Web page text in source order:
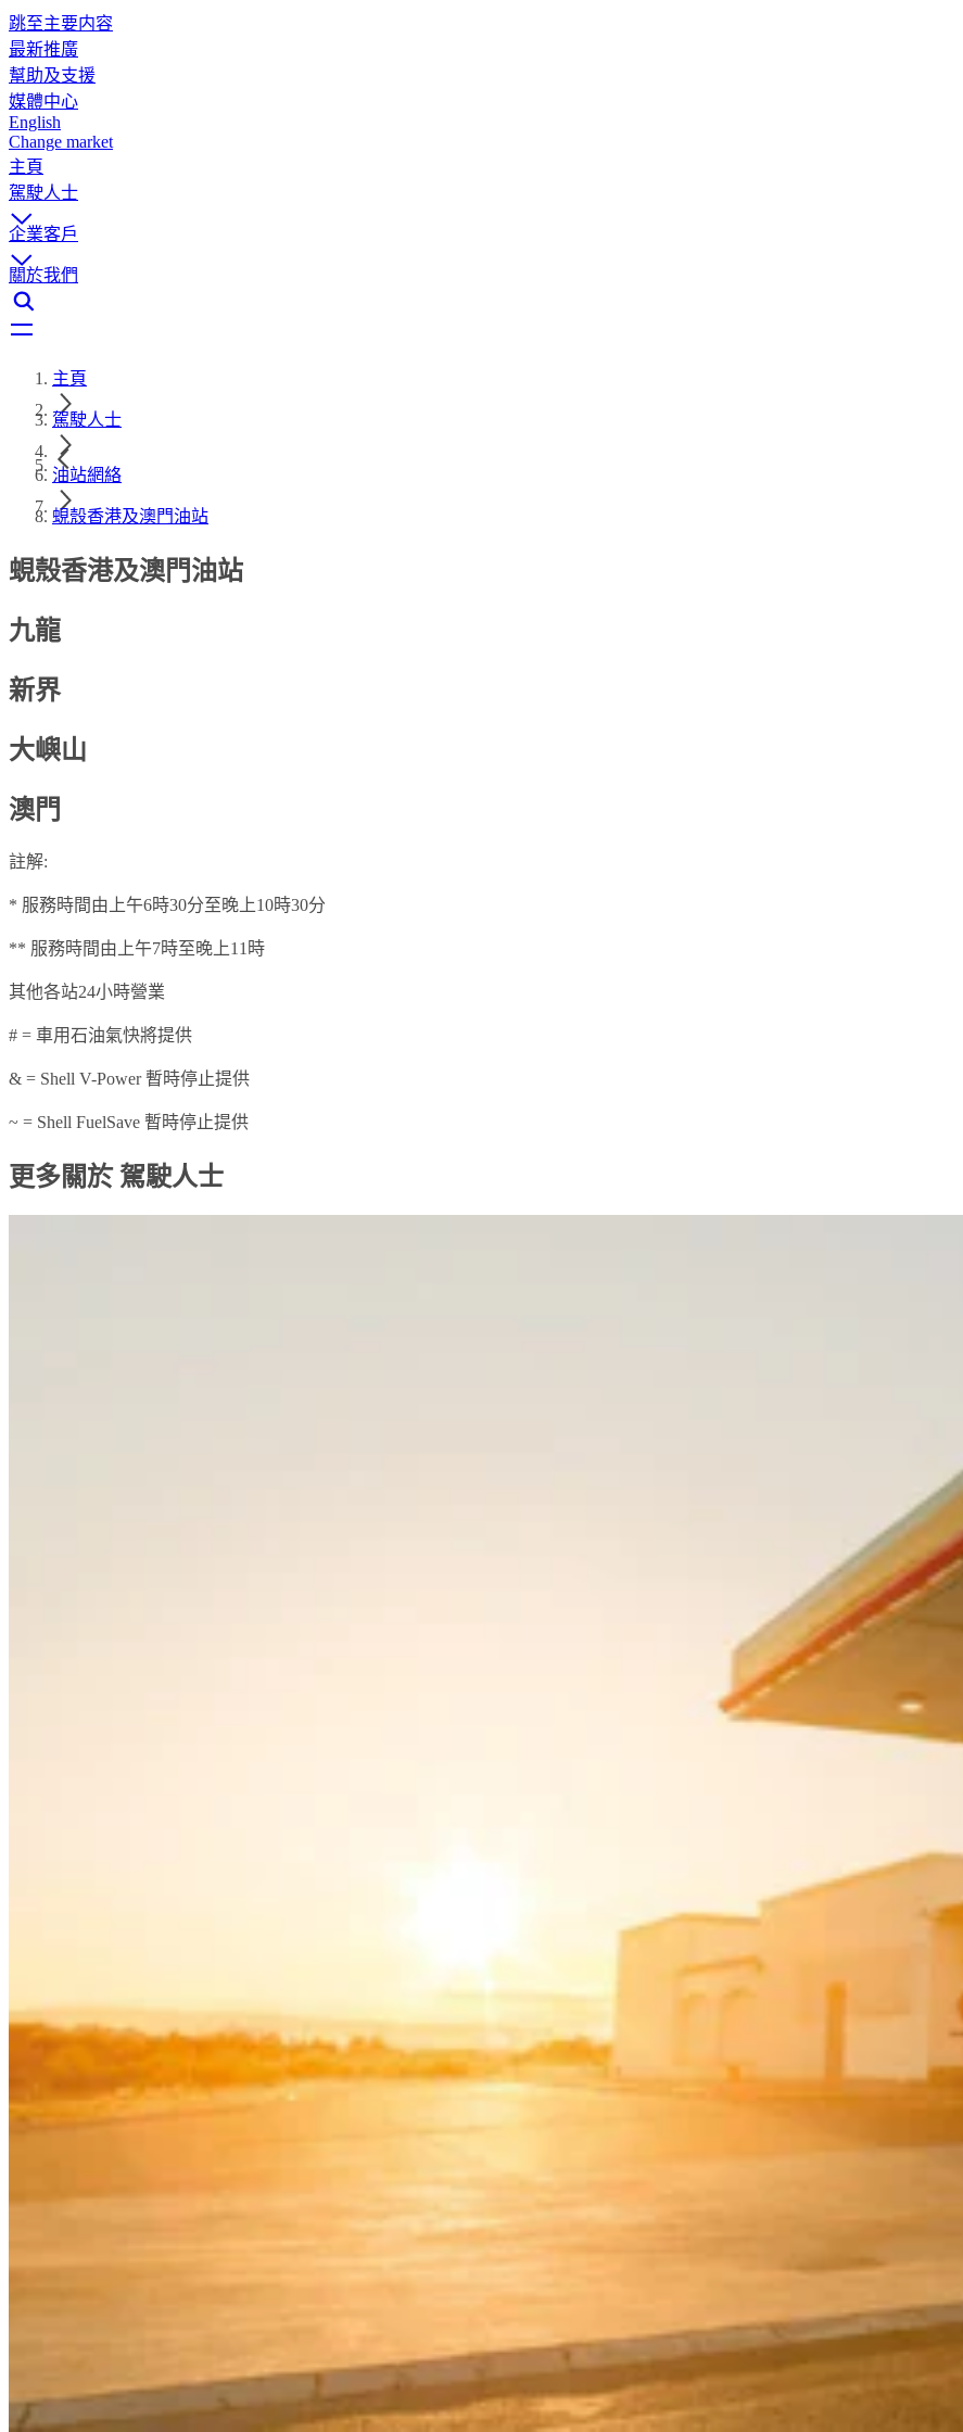
跳至主要内容
最新推廣
幫助及支援
媒體中心
English
Change market
主頁
駕駛人士
企業客戶
關於我們
主頁
駕駛人士
油站網絡
蜆殼香港及澳門油站
蜆殼香港及澳門油站
九龍
新界
大嶼山
澳門
註解:
* 服務時間由上午6時30分至晚上10時30分
** 服務時間由上午7時至晚上11時
其他各站24小時營業
# = 車用石油氣快將提供
& = Shell V-Power 暫時停止提供
~ = Shell FuelSave 暫時停止提供
更多關於 駕駛人士